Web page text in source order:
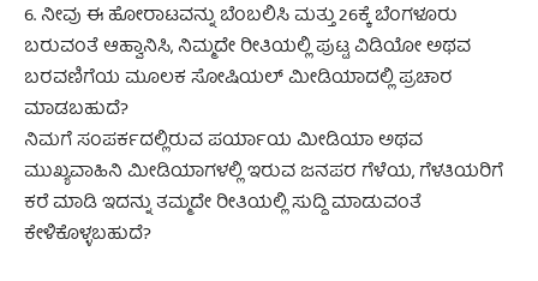
6. ನೀವು ಈ ಹೋರಾಟವನ್ನು ಬೆಂಬಲಿಸಿ ಮತ್ತು 26ಕ್ಕೆ ಬೆಂಗಳೂರು
ಬರುವಂತೆ ಆಹ್ವಾನಿಸಿ, ನಿಮ್ಮದೇ ರೀತಿಯಲ್ಲಿ ಪುಟ್ಟ ವಿಡಿಯೋ ಅಥವ
ಬರವಣಿಗೆಯ ಮೂಲಕ ಸೋಷಿಯಲ್ ಮೀಡಿಯಾದಲ್ಲಿ ಪ್ರಚಾರ
ಮಾಡಬಹುದೆ?
ನಿಮಗೆ ಸಂಪರ್ಕದಲ್ಲಿರುವ ಪರ್ಯಾಯ ಮೀಡಿಯಾ ಅಥವ
ಮುಖ್ಯವಾಹಿನಿ ಮೀಡಿಯಾಗಳಲ್ಲಿ ಇರುವ ಜನಪರ ಗೆಳೆಯ, ಗೆಳತಿಯರಿಗೆ
ಕರೆ ಮಾಡಿ ಇದನ್ನು ತಮ್ಮದೇ ರೀತಿಯಲ್ಲಿ ಸುದ್ದಿ ಮಾಡುವಂತೆ
ಕೇಳಿಕೊಳ್ಳಬಹುದೆ?